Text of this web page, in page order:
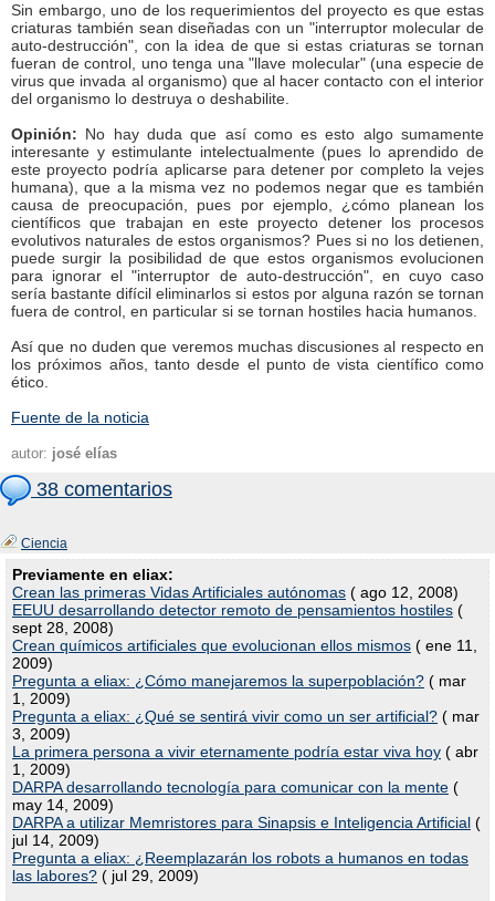
Sin embargo, uno de los requerimientos del proyecto es que estas
criaturas también sean diseñadas con un "interruptor molecular de
auto-destrucción", con la idea de que si estas criaturas se tornan
fueran de control, uno tenga una "llave molecular" (una especie de
virus que invada al organismo) que al hacer contacto con el interior
del organismo lo destruya o deshabilite.
Opinión: No hay duda que así como es esto algo sumamente
interesante y estimulante intelectualmente (pues lo aprendido de
este proyecto podría aplicarse para detener por completo la vejes
humana), que a la misma vez no podemos negar que es también
causa de preocupación, pues por ejemplo, ¿cómo planean los
científicos que trabajan en este proyecto detener los procesos
evolutivos naturales de estos organismos? Pues si no los detienen,
puede surgir la posibilidad de que estos organismos evolucionen
para ignorar el "interruptor de auto-destrucción", en cuyo caso
sería bastante difícil eliminarlos si estos por alguna razón se tornan
fuera de control, en particular si se tornan hostiles hacia humanos.
Así que no duden que veremos muchas discusiones al respecto en
los próximos años, tanto desde el punto de vista científico como
ético.
Fuente de la noticia
autor: josé elías
38 comentarios
Ciencia
Previamente en eliax:
Crean las primeras Vidas Artificiales autónomas ( ago 12, 2008)
EEUU desarrollando detector remoto de pensamientos hostiles (
sept 28, 2008)
Crean químicos artificiales que evolucionan ellos mismos ( ene 11,
2009)
Pregunta a eliax: ¿Cómo manejaremos la superpoblación? ( mar
1, 2009)
Pregunta a eliax: ¿Qué se sentirá vivir como un ser artificial? ( mar
3, 2009)
La primera persona a vivir eternamente podría estar viva hoy ( abr
1, 2009)
DARPA desarrollando tecnología para comunicar con la mente (
may 14, 2009)
DARPA a utilizar Memristores para Sinapsis e Inteligencia Artificial (
jul 14, 2009)
Pregunta a eliax: ¿Reemplazarán los robots a humanos en todas
las labores? ( jul 29, 2009)